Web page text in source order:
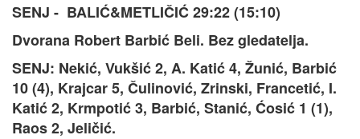
SENJ - BALIĆ&METLIČIĆ 29:22 (15:10)
Dvorana Robert Barbić Beli. Bez gledatelja.
SENJ: Nekić, Vukšić 2, A. Katić 4, Žunić, Barbić
10 (4), Krajcar 5, Čulinović, Zrinski, Francetić, I.
Katić 2, Krmpotić 3, Barbić, Stanić, Ćosić 1 (1),
Raos 2, Jeličić.